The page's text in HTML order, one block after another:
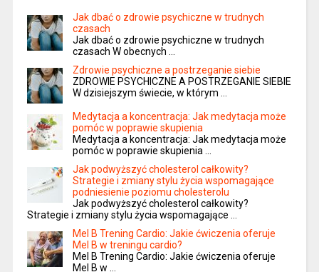
Jak dbać o zdrowie psychiczne w trudnych
czasach
Jak dbać o zdrowie psychiczne w trudnych
czasach W obecnych …
Zdrowie psychiczne a postrzeganie siebie
ZDROWIE PSYCHICZNE A POSTRZEGANIE SIEBIE
W dzisiejszym świecie, w którym …
Medytacja a koncentracja: Jak medytacja może
pomóc w poprawie skupienia
Medytacja a koncentracja: Jak medytacja może
pomóc w poprawie skupienia …
Jak podwyższyć cholesterol całkowity?
Strategie i zmiany stylu życia wspomagające
podniesienie poziomu cholesterolu
Jak podwyższyć cholesterol całkowity?
Strategie i zmiany stylu życia wspomagające …
Mel B Trening Cardio: Jakie ćwiczenia oferuje
Mel B w treningu cardio?
Mel B Trening Cardio: Jakie ćwiczenia oferuje
Mel B w …